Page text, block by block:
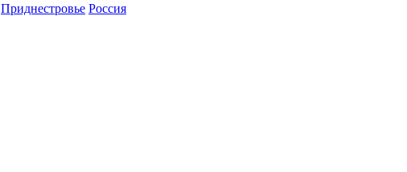
Приднестровье Россия